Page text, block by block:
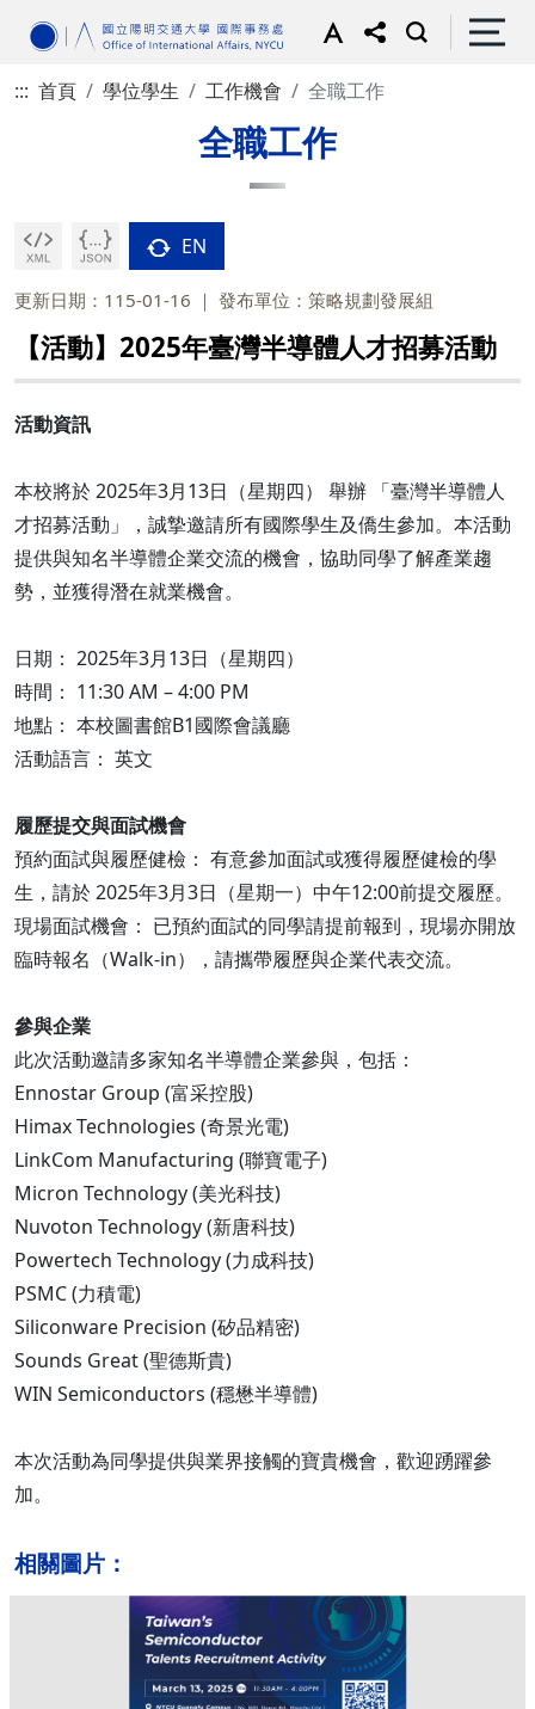
::: 首頁 學位學生 工作機會 全職工作
全職工作
EN
更新日期：115-01-16 發布單位：策略規劃發展組
【活動】2025年臺灣半導體人才招募活動
活動資訊
本校將於 2025年3月13日（星期四） 舉辦 「臺灣半導體人
才招募活動」，誠摯邀請所有國際學生及僑生參加。本活動
提供與知名半導體企業交流的機會，協助同學了解產業趨
勢，並獲得潛在就業機會。
日期： 2025年3月13日（星期四）
時間： 11:30 AM – 4:00 PM
地點： 本校圖書館B1國際會議廳
活動語言： 英文
履歷提交與面試機會
預約面試與履歷健檢： 有意參加面試或獲得履歷健檢的學
生，請於 2025年3月3日（星期一）中午12:00前提交履歷。
現場面試機會： 已預約面試的同學請提前報到，現場亦開放
臨時報名（Walk-in），請攜帶履歷與企業代表交流。
參與企業
此次活動邀請多家知名半導體企業參與，包括：
Ennostar Group (富采控股)
Himax Technologies (奇景光電)
LinkCom Manufacturing (聯寶電子)
Micron Technology (美光科技)
Nuvoton Technology (新唐科技)
Powertech Technology (力成科技)
PSMC (力積電)
Siliconware Precision (矽品精密)
Sounds Great (聖德斯貴)
WIN Semiconductors (穩懋半導體)
本次活動為同學提供與業界接觸的寶貴機會，歡迎踴躍參
加。
相關圖片：